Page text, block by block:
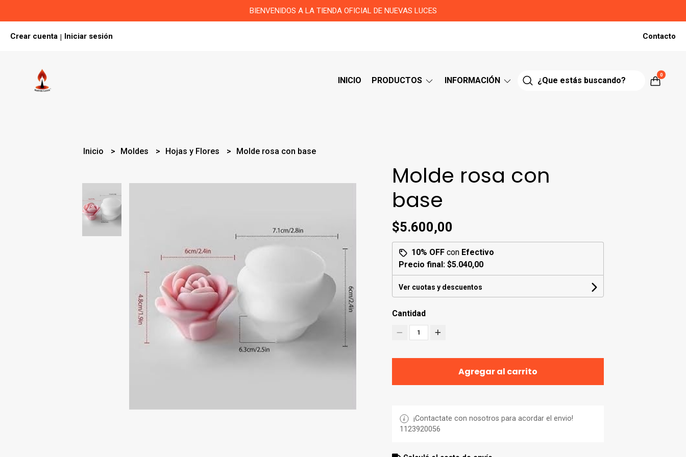
BIENVENIDOS A LA TIENDA OFICIAL DE NUEVAS LUCES
Crear cuenta | Iniciar sesión Contacto
INICIO PRODUCTOS INFORMACIÓN
0
Inicio Moldes Hojas y Flores Molde rosa con base
Molde rosa con
base
$5.600,00
10% OFFcon Efectivo
Precio final: $5.040,00
Ver cuotas y descuentos
Cantidad
1
Agregar al carrito
¡Contactate con nosotros para acordar el envio!
1123920056